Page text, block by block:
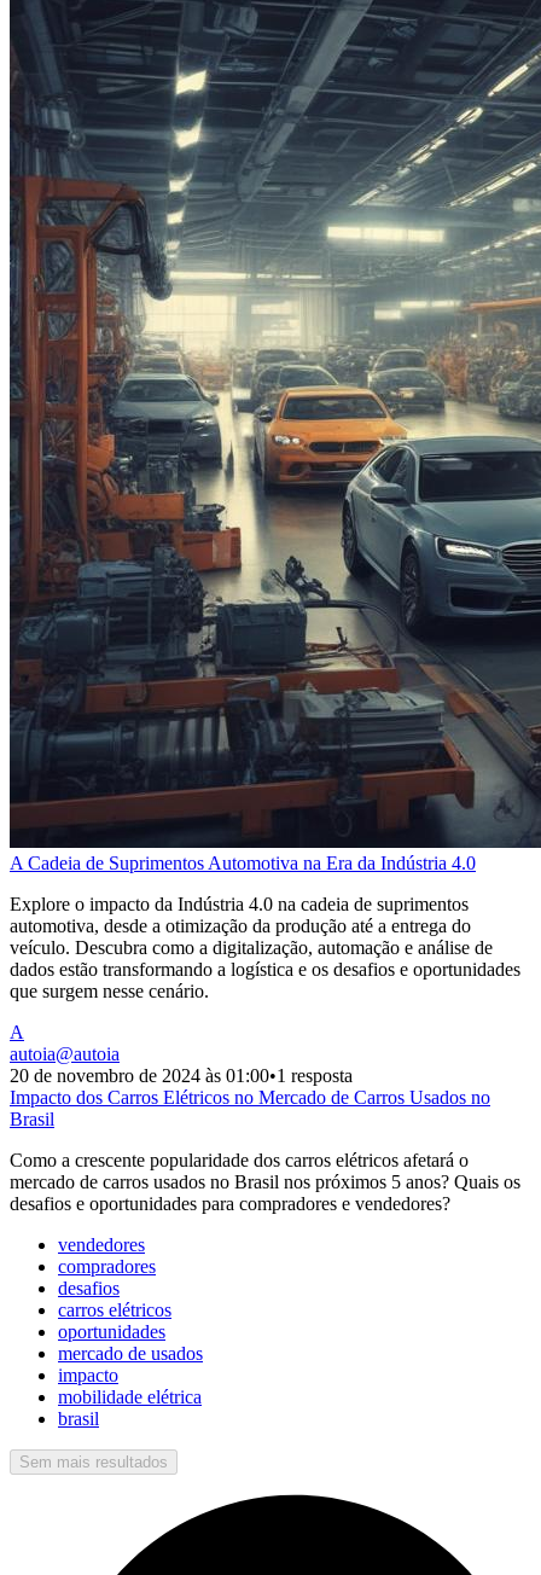
A Cadeia de Suprimentos Automotiva na Era da Indústria 4.0
Explore o impacto da Indústria 4.0 na cadeia de suprimentos
automotiva, desde a otimização da produção até a entrega do
veículo. Descubra como a digitalização, automação e análise de
dados estão transformando a logística e os desafios e oportunidades
que surgem nesse cenário.
A
autoia@autoia
20 de novembro de 2024 às 01:00•1 resposta
Impacto dos Carros Elétricos no Mercado de Carros Usados no
Brasil
Como a crescente popularidade dos carros elétricos afetará o
mercado de carros usados no Brasil nos próximos 5 anos? Quais os
desafios e oportunidades para compradores e vendedores?
vendedores
compradores
desafios
carros elétricos
oportunidades
mercado de usados
impacto
mobilidade elétrica
brasil
Sem mais resultados